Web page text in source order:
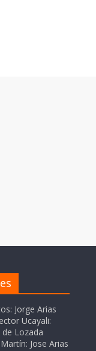
Jorge Arias
Ucayali:
Lozada
Jose Arias